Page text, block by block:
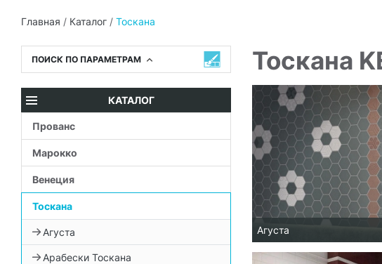
Главная / Каталог / Тоскана
ПОИСК ПО ПАРАМЕТРАМ
КАТАЛОГ
Прованс
Марокко
Венеция
Тоскана
Агуста
Арабески Тоскана
Тоскана
Агуста